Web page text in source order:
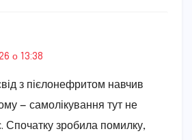
о 13:38
з пієлонефритом навчив
— самолікування тут не
Спочатку зробила помилку,